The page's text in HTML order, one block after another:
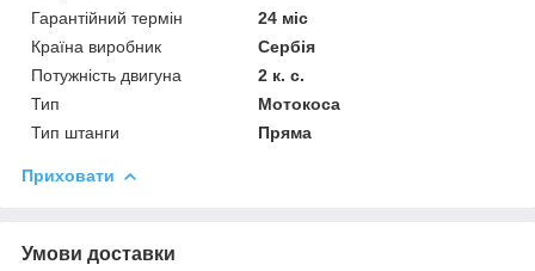
Гарантійний термін
24 міс
Країна виробник
Сербія
Потужність двигуна
2 к. с.
Тип
Мотокоса
Тип штанги
Пряма
Приховати
Умови доставки